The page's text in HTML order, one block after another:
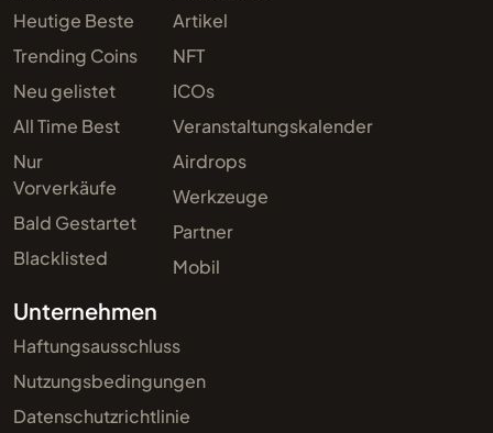
Heutige Beste
Trending Coins
Neu gelistet
All Time Best
Nur
Vorverkäufe
Bald Gestartet
Blacklisted
Artikel
NFT
ICOs
Veranstaltungskalender
Airdrops
Werkzeuge
Partner
Mobil
Unternehmen
Haftungsausschluss
Nutzungsbedingungen
Datenschutzrichtlinie